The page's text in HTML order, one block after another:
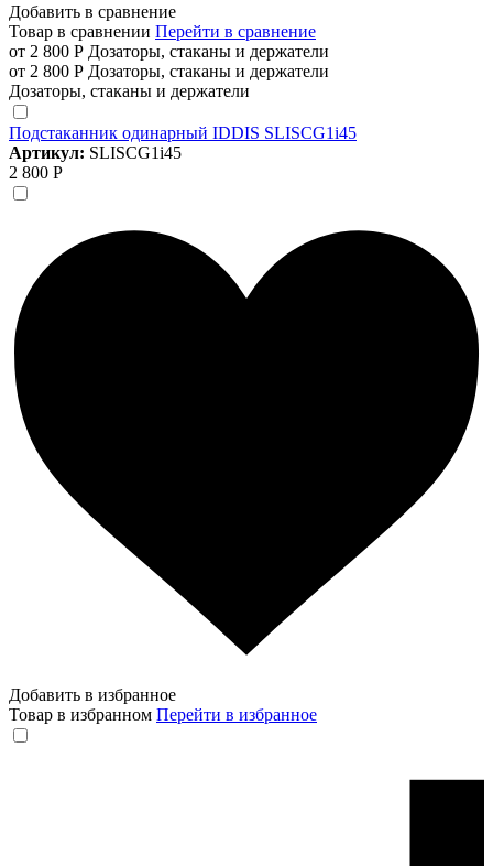
Добавить в сравнение
Товар в сравнении Перейти в сравнение
от 2 800 Р Дозаторы, стаканы и держатели
от 2 800 Р Дозаторы, стаканы и держатели
Дозаторы, стаканы и держатели
Подстаканник одинарный IDDIS SLISCG1i45
Артикул: SLISCG1i45
2 800 Р
Добавить в избранное
Товар в избранном Перейти в избранное